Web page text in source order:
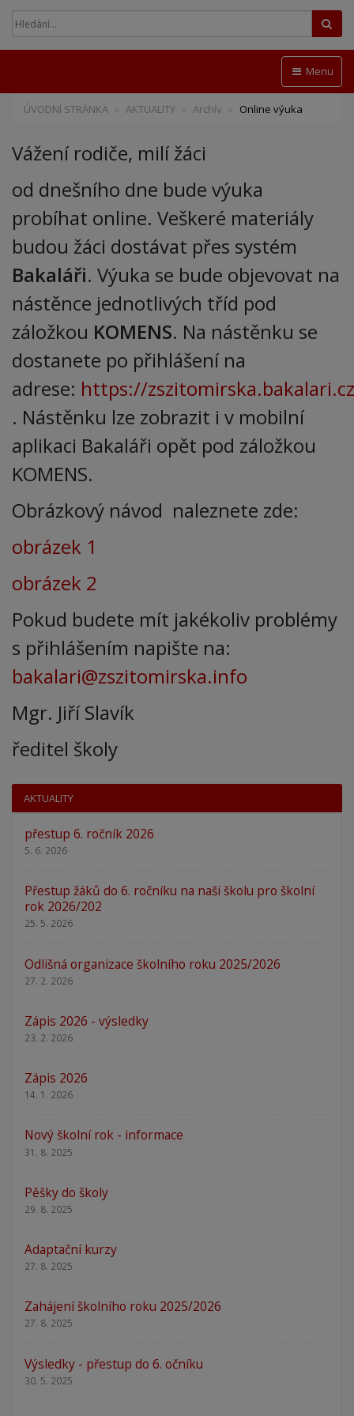
Menu
ÚVODNÍ STRÁNKA AKTUALITY Archív Online výuka
Vážení rodiče, milí žáci
od dnešního dne bude výuka
probíhat online. Veškeré materiály
budou žáci dostávat přes systém
Bakaláři. Výuka se bude objevovat na
nástěnce jednotlivých tříd pod
záložkou KOMENS. Na nástěnku se
dostanete po přihlášení na
adrese: https://
. Nástěnku lze zobrazit i v mobilní
aplikaci Bakaláři opět pod záložkou
KOMENS.
Obrázkový návod naleznete zde:
obrázek 1
obrázek 2
Pokud budete mít jakékoliv problémy
s přihlášením napište na:
bakalari@zszitomirska.info
Mgr. Jiří Slavík
ředitel školy
AKTUALITY
přestup 6. ročník 2026
5. 6. 2026
Přestup žáků do 6. ročníku na naši školu pro školní
rok 2026/202
25. 5. 2026
Odlišná organizace školního roku 2025/2026
27. 2. 2026
Zápis 2026 - výsledky
23. 2. 2026
Zápis 2026
14. 1. 2026
Nový školní rok - informace
31. 8. 2025
Pěšky do školy
29. 8. 2025
Adaptační kurzy
27. 8. 2025
Zahájení školního roku 2025/2026
27. 8. 2025
Výsledky - přestup do 6. očníku
30. 5. 2025